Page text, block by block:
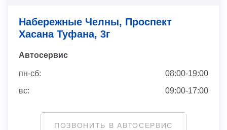
Набережные Челны, Проспект
Хасана Туфана, 3г
Автосервис
пн-сб:
08:00-19:00
вс:
09:00-17:00
ПОЗВОНИТЬ В АВТОСЕРВИС